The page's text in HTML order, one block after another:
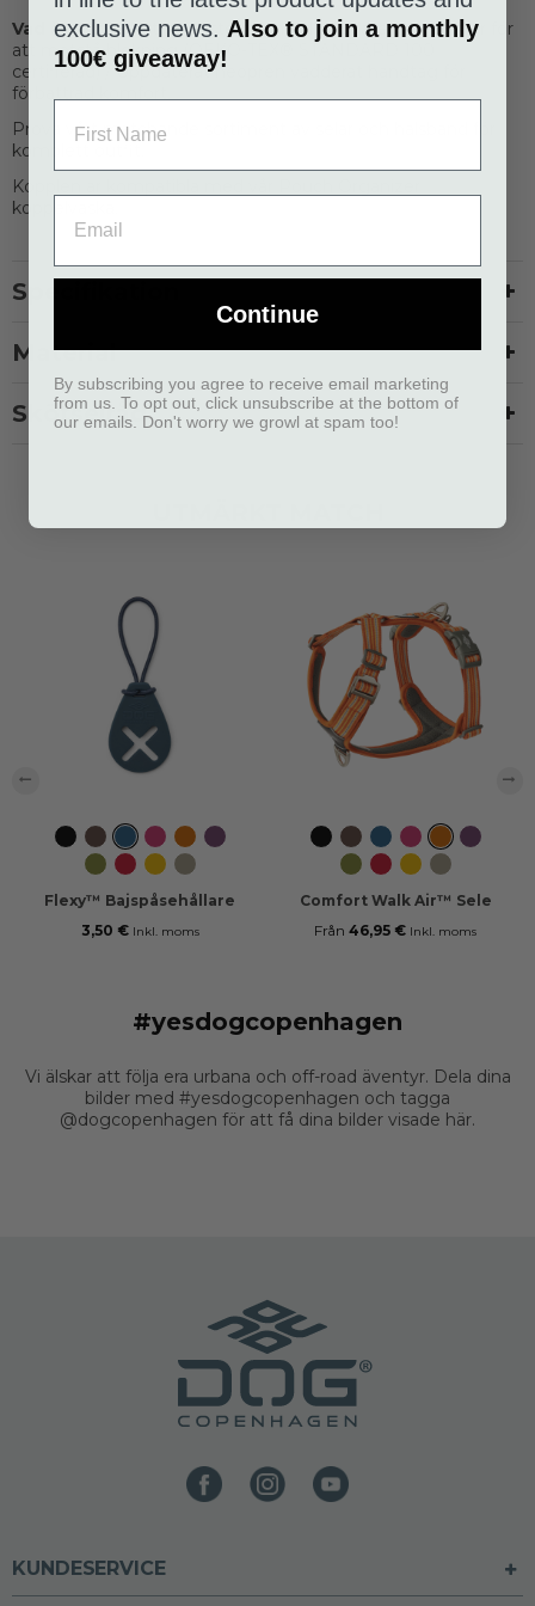
Vad är nytt:Nytt polyesterrep med uppdaterat mönster för
att motstå blekning (OEKO-TEX® STANDARD 100
certifierad) / Uppdaterat neopren vadderat handtag för
förbättrad komfort.
Prova vårt matchande sortiment av selar och halsband för
komplett outfit.
Kopplen är kompatibla med vår Pouch Organizer
koppelväska.
Specifikation
Material
Skötselråd
Svart MoccaOcean
Blue
Wild
Rose
Orange
Sun
Purple
Passion
Hunting
Green
Classic
Red
LemonDesert
Dune
Flexy™ Bajspåsehållare
3,50 € Inkl. moms
Svart MoccaOcean
Blue
Wild
Rose
Orange
Sun
Purple
Passion
Hunting
Green
Classic
Red
LemonDesert
Dune
Comfort Walk Air™ Sele
Från 46,95 € Inkl. moms
#yesdogcopenhagen
Vi älskar att följa era urbana och off-road äventyr. Dela dina
bilder med #yesdogcopenhagen och tagga
@dogcopenhagen för att få dina bilder visade här.
KUNDESERVICE
exclusive news. Also to join a monthly
100€ giveaway!
Continue
By subscribing you agree to receive email marketing
from us. To opt out, click unsubscribe at the bottom of
our emails. Don't worry we growl at spam too!